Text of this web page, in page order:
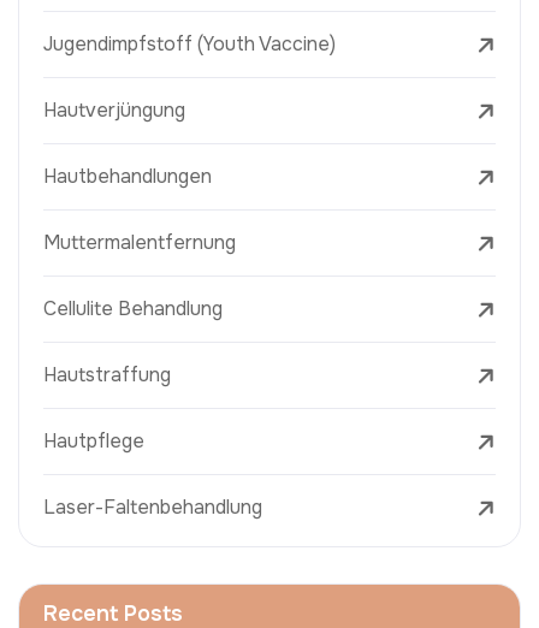
Jugendimpfstoff (Youth Vaccine)
Hautverjüngung
Hautbehandlungen
Muttermalentfernung
Cellulite Behandlung
Hautstraffung
Hautpflege
Laser-Faltenbehandlung
Recent Posts